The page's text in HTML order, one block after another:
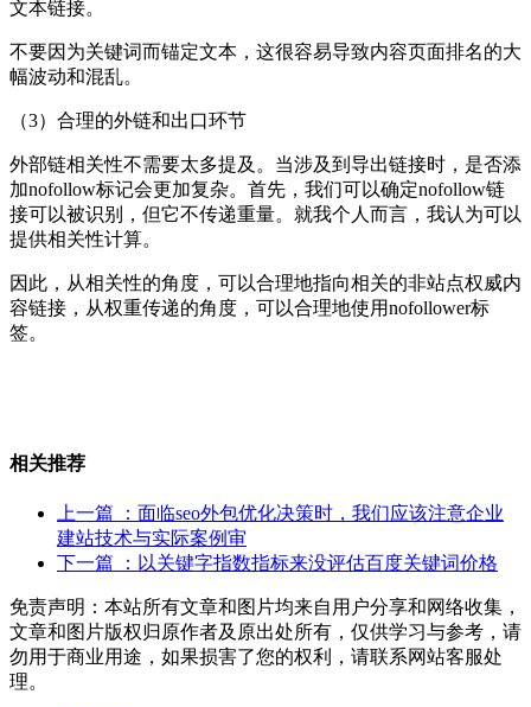
文本链接。
不要因为关键词而锚定文本，这很容易导致内容页面排名的大
幅波动和混乱。
（3）合理的外链和出口环节
外部链相关性不需要太多提及。当涉及到导出链接时，是否添
加nofollow标记会更加复杂。首先，我们可以确定nofollow链
接可以被识别，但它不传递重量。就我个人而言，我认为可以
提供相关性计算。
因此，从相关性的角度，可以合理地指向相关的非站点权威内
容链接，从权重传递的角度，可以合理地使用nofollower标
签。
相关推荐
上一篇
：面临seo外包优化决策时，我们应该注意企业
建站技术与实际案例审
下一篇
：以关键字指数指标来没评估百度关键词价格
免责声明：本站所有文章和图片均来自用户分享和网络收集，
文章和图片版权归原作者及原出处所有，仅供学习与参考，请
勿用于商业用途，如果损害了您的权利，请联系网站客服处
理。